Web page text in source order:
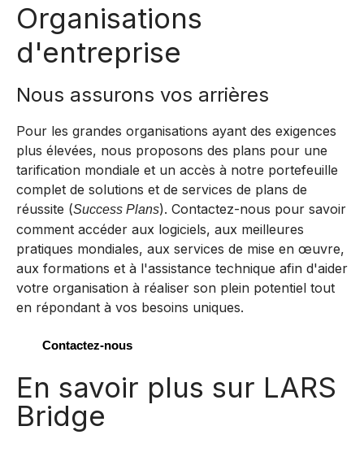
Organisations
d'entreprise
Nous assurons vos arrières
Pour les grandes organisations ayant des exigences
plus élevées, nous proposons des plans pour une
tarification mondiale et un accès à notre portefeuille
complet de solutions et de services de plans de
réussite (Success Plans). Contactez-nous pour savoir
comment accéder aux logiciels, aux meilleures
pratiques mondiales, aux services de mise en œuvre,
aux formations et à l'assistance technique afin d'aider
votre organisation à réaliser son plein potentiel tout
en répondant à vos besoins uniques.
Contactez-nous
En savoir plus sur LARS
Bridge